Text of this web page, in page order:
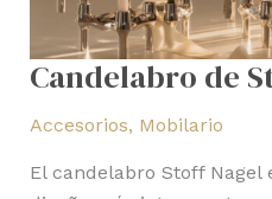
Candelabro de
Accesorios, Mobilario
El candelabro Stoff Nagel